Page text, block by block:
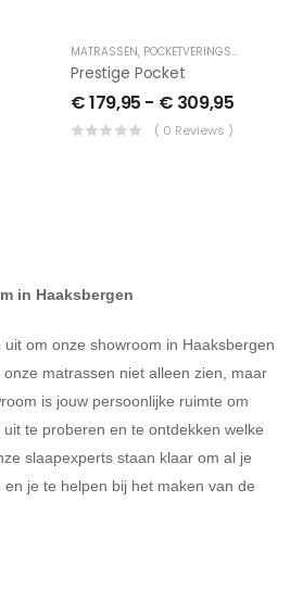
MATRASSEN, POCKETVERINGSMATRAS
Prestige Pocket
€179,95 - € 309,95
( 0 Reviews )
in Haaksbergen
om onze showroom in Haaksbergen
matrassen niet alleen zien, maar
is jouw persoonlijke ruimte om
te proberen en te ontdekken welke
slaapexperts staan klaar om al je
je te helpen bij het maken van de